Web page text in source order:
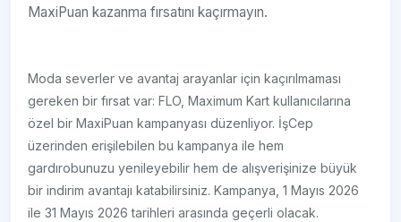
MaxiPuan kazanma fırsatını kaçırmayın.
Moda severler ve avantaj arayanlar için kaçırılmaması
gereken bir fırsat var: FLO, Maximum Kart kullanıcılarına
özel bir MaxiPuan kampanyası düzenliyor. İşCep
üzerinden erişilebilen bu kampanya ile hem
gardırobunuzu yenileyebilir hem de alışverişinize büyük
bir indirim avantajı katabilirsiniz. Kampanya, 1 Mayıs 2026
ile 31 Mayıs 2026 tarihleri arasında geçerli olacak.